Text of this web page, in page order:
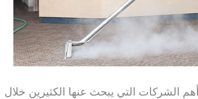
الشركات التي يبحث عنها الكثيرين خلال